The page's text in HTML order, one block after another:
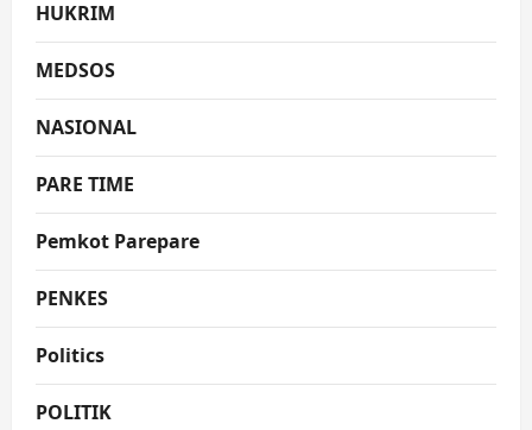
HUKRIM
MEDSOS
NASIONAL
PARE TIME
Pemkot Parepare
PENKES
Politics
POLITIK